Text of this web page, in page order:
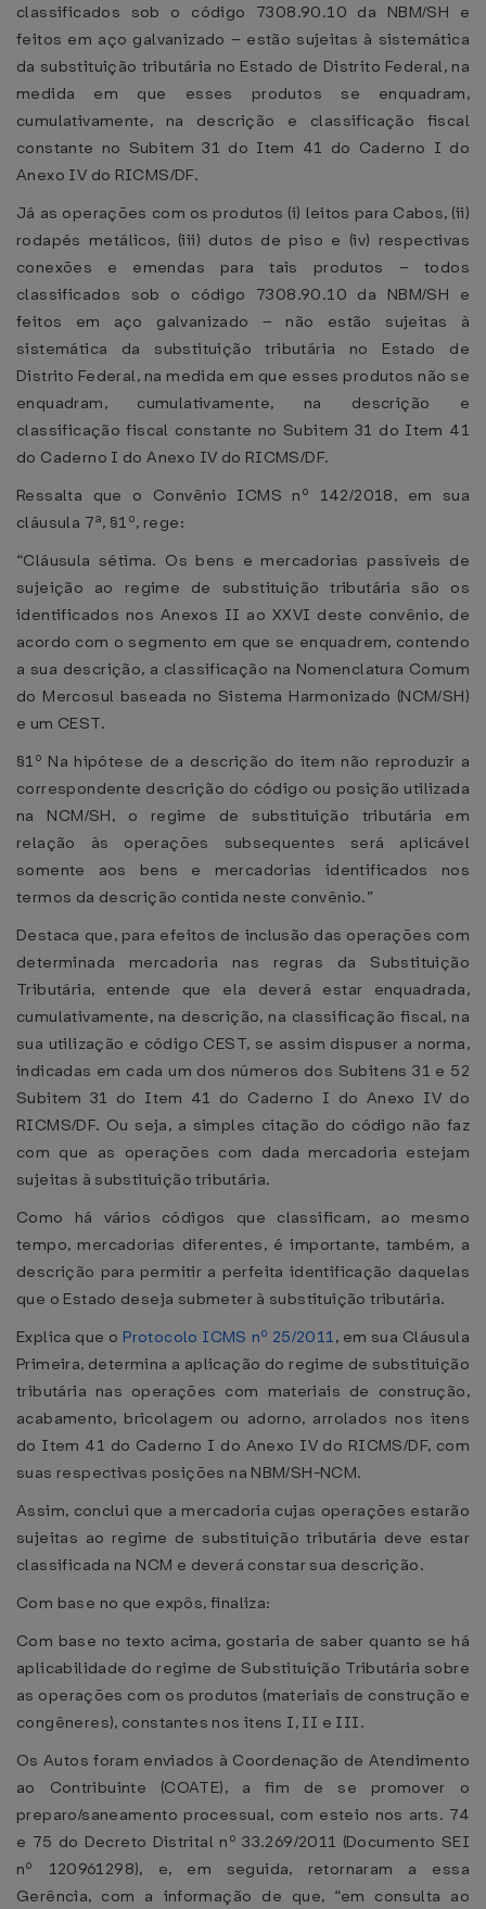
classificados sob o código 7308.90.10 da NBM/SH e
feitos em aço galvanizado – estão sujeitas à sistemática
da substituição tributária no Estado de Distrito Federal, na
medida em que esses produtos se enquadram,
cumulativamente, na descrição e classificação fiscal
constante no Subitem 31 do Item 41 do Caderno I do
Anexo IV do RICMS/DF.
Já as operações com os produtos (i) leitos para Cabos, (ii)
rodapés metálicos, (iii) dutos de piso e (iv) respectivas
conexões e emendas para tais produtos – todos
classificados sob o código 7308.90.10 da NBM/SH e
feitos em aço galvanizado – não estão sujeitas à
sistemática da substituição tributária no Estado de
Distrito Federal, na medida em que esses produtos não se
enquadram, cumulativamente, na descrição e
classificação fiscal constante no Subitem 31 do Item 41
do Caderno I do Anexo IV do RICMS/DF.
Ressalta que o Convênio ICMS nº 142/2018, em sua
cláusula 7ª, §1º, rege:
“Cláusula sétima. Os bens e mercadorias passíveis de
sujeição ao regime de substituição tributária são os
identificados nos Anexos II ao XXVI deste convênio, de
acordo com o segmento em que se enquadrem, contendo
a sua descrição, a classificação na Nomenclatura Comum
do Mercosul baseada no Sistema Harmonizado (NCM/SH)
e um CEST.
§1º Na hipótese de a descrição do item não reproduzir a
correspondente descrição do código ou posição utilizada
na NCM/SH, o regime de substituição tributária em
relação às operações subsequentes será aplicável
somente aos bens e mercadorias identificados nos
termos da descrição contida neste convênio.”
Destaca que, para efeitos de inclusão das operações com
determinada mercadoria nas regras da Substituição
Tributária, entende que ela deverá estar enquadrada,
cumulativamente, na descrição, na classificação fiscal, na
sua utilização e código CEST, se assim dispuser a norma,
indicadas em cada um dos números dos Subitens 31 e 52
Subitem 31 do Item 41 do Caderno I do Anexo IV do
RICMS/DF. Ou seja, a simples citação do código não faz
com que as operações com dada mercadoria estejam
sujeitas à substituição tributária.
Como há vários códigos que classificam, ao mesmo
tempo, mercadorias diferentes, é importante, também, a
descrição para permitir a perfeita identificação daquelas
que o Estado deseja submeter à substituição tributária.
Explica que o Protocolo ICMS nº 25/2011, em sua Cláusula
Primeira, determina a aplicação do regime de substituição
tributária nas operações com materiais de construção,
acabamento, bricolagem ou adorno, arrolados nos itens
do Item 41 do Caderno I do Anexo IV do RICMS/DF, com
suas respectivas posições na NBM/SH-NCM.
Assim, conclui que a mercadoria cujas operações estarão
sujeitas ao regime de substituição tributária deve estar
classificada na NCM e deverá constar sua descrição.
Com base no que expôs, finaliza:
Com base no texto acima, gostaria de saber quanto se há
aplicabilidade do regime de Substituição Tributária sobre
as operações com os produtos (materiais de construção e
congêneres), constantes nos itens I, II e III.
Os Autos foram enviados à Coordenação de Atendimento
ao Contribuinte (COATE), a fim de se promover o
preparo/saneamento processual, com esteio nos arts. 74
e 75 do Decreto Distrital nº 33.269/2011 (Documento SEI
nº 120961298), e, em seguida, retornaram a essa
Gerência, com a informação de que, “em consulta ao